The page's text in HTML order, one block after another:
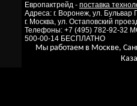
Европактрейд - поставка
Адреса: г. Воронеж, ул.
г. Москва, ул. Остаповский
Телефоны: +7 (495) 782-92-32
500-00-14 БЕСПЛАТНО
Мы работаем в Москве,